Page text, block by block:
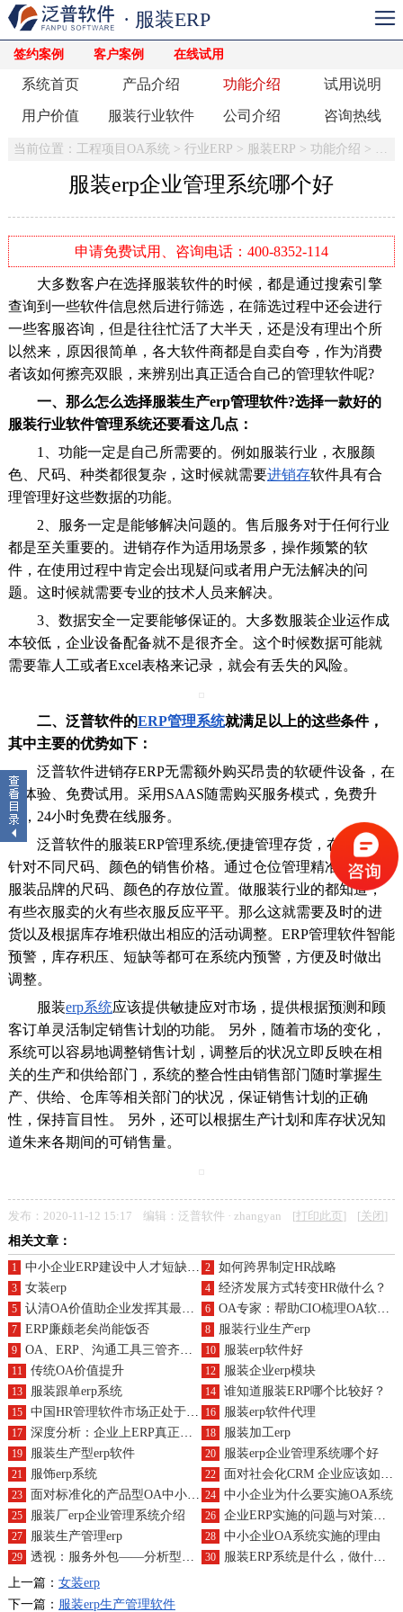
签约案例 客户案例 在线试用
· 服装ERP
系统首页 产品介绍 功能介绍 试用说明
用户价值 服装行业软件 公司介绍 咨询热线
当前位置： 工程项目OA系统 > 行业ERP > 服装ERP > 功能介绍 >
服装erp企业管理系统哪个好
申请免费试用、咨询电话：400-8352-114
大多数客户在选择服装软件的时候，都是通过搜索引擎
查询到一些软件信息然后进行筛选，在筛选过程中还会进行
一些客服咨询，但是往往忙活了大半天，还是没有理出个所
以然来，原因很简单，各大软件商都是自卖自夸，作为消费
者该如何擦亮双眼，来辨别出真正适合自己的管理软件呢?
一、那么怎么选择服装生产erp管理软件?选择一款好的
服装行业软件管理系统还要看这几点：
1、功能一定是自己所需要的。例如服装行业，衣服颜
色、尺码、种类都很复杂，这时候就需要进销存软件具有合
理管理好这些数据的功能。
2、服务一定是能够解决问题的。售后服务对于任何行业
都是至关重要的。进销存作为适用场景多，操作频繁的软
件，在使用过程中肯定会出现疑问或者用户无法解决的问
题。这时候就需要专业的技术人员来解决。
3、数据安全一定要能够保证的。大多数服装企业运作成
本较低，企业设备配备就不是很齐全。这个时候数据可能就
需要靠人工或者Excel表格来记录，就会有丢失的风险。
二、泛普软件的ERP管理系统就满足以上的这些条件，
其中主要的优势如下：
泛普软件进销存ERP无需额外购买昂贵的软硬件设备，在
线体验、免费试用。采用SAAS随需购买服务模式，免费升
级，24小时免费在线服务。
泛普软件的服装ERP管理系统,便捷管理存货，在流通中
针对不同尺码、颜色的销售价格。通过仓位管理精准的知道
服装品牌的尺码、颜色的存放位置。做服装行业的都知道，
有些衣服卖的火有些衣服反应平平。那么这就需要及时的进
货以及根据库存堆积做出相应的活动调整。ERP管理软件智能
预警，库存积压、短缺等都可在系统内预警，方便及时做出
调整。
服装erp系统应该提供敏捷应对市场，提供根据预测和顾
客订单灵活制定销售计划的功能。 另外，随着市场的变化，
系统可以容易地调整销售计划，调整后的状况立即反映在相
关的生产和供给部门，系统的整合性由销售部门随时掌握生
产、供给、仓库等相关部门的状况，保证销售计划的正确
性，保持盲目性。 另外，还可以根据生产计划和库存状况知
道朱来各期间的可销售量。
发布：2020-11-12 15:17 编辑：泛普软件 · zhangyan [打印此页] [关闭 ]
相关文章：
1 中小企业ERP建设中人才短缺问题探讨 2 如何跨界制定HR战略
3 女装erp 4 经济发展方式转变HR做什么？
5 认清OA价值助企业发挥其最大作用 6 OA专家：帮助CIO梳理OA软件主要功能
7 ERP廉颇老矣尚能饭否 8 服装行业生产erp
9 OA、ERP、沟通工具三管齐下助推企业信息化建设 10 服装erp软件好
11 传统OA价值提升 12 服装企业erp模块
13 服装跟单erp系统 14 谁知道服装ERP哪个比较好？
15 中国HR管理软件市场正处于快速成长阶段 16 服装erp软件代理
17 深度分析：企业上ERP真正价值是什么 18 服装加工erp
19 服装生产型erp软件 20 服装erp企业管理系统哪个好
21 服饰erp系统 22 面对社会化CRM 企业应该如何选择？
23 面对标准化的产品型OA中小企业还将“上下而求索”吗？ 24 中小企业为什么要实施OA系统
25 服装厂erp企业管理系统介绍 26 企业ERP实施的问题与对策研究
27 服装生产管理erp 28 中小企业OA系统实施的理由
29 透视：服务外包——分析型CRM的理想选择 30
服装ERP系统是什么，做什么用的？
上一篇： 女装erp
下一篇： 服装erp生产管理软件